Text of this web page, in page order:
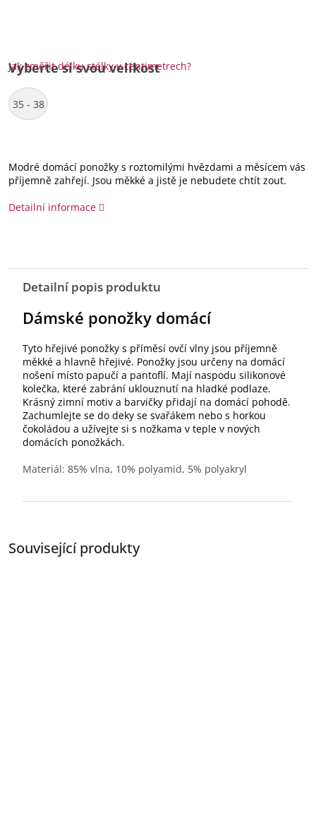
Jak změřit délku stélky v centimetrech?
Vyberte si svou velikost
35 - 38
Modré domácí ponožky s roztomilými hvězdami a měsícem vás
příjemně zahřejí. Jsou měkké a jistě je nebudete chtít zout.
Detailní informace
Související produkty
Detailní popis produktu
Dámské ponožky domácí
Tyto hřejivé ponožky s příměsí ovčí vlny jsou příjemně
měkké a hlavně hřejivé. Ponožky jsou určeny na domácí
nošení místo papučí a pantoflí. Mají naspodu silikonové
kolečka, které zabrání uklouznutí na hladké podlaze.
Krásný zimní motiv a barvičky přidají na domácí pohodě.
Zachumlejte se do deky se svařákem nebo s horkou
čokoládou a užívejte si s nožkama v teple v nových
domácích ponožkách.
Materiál: 85% vlna, 10% polyamid, 5% polyakryl